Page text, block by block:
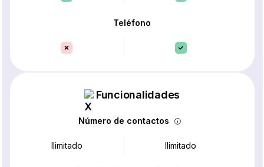
Teléfono
Funcionalidades
Número de contactos
Ilimitado Ilimitado